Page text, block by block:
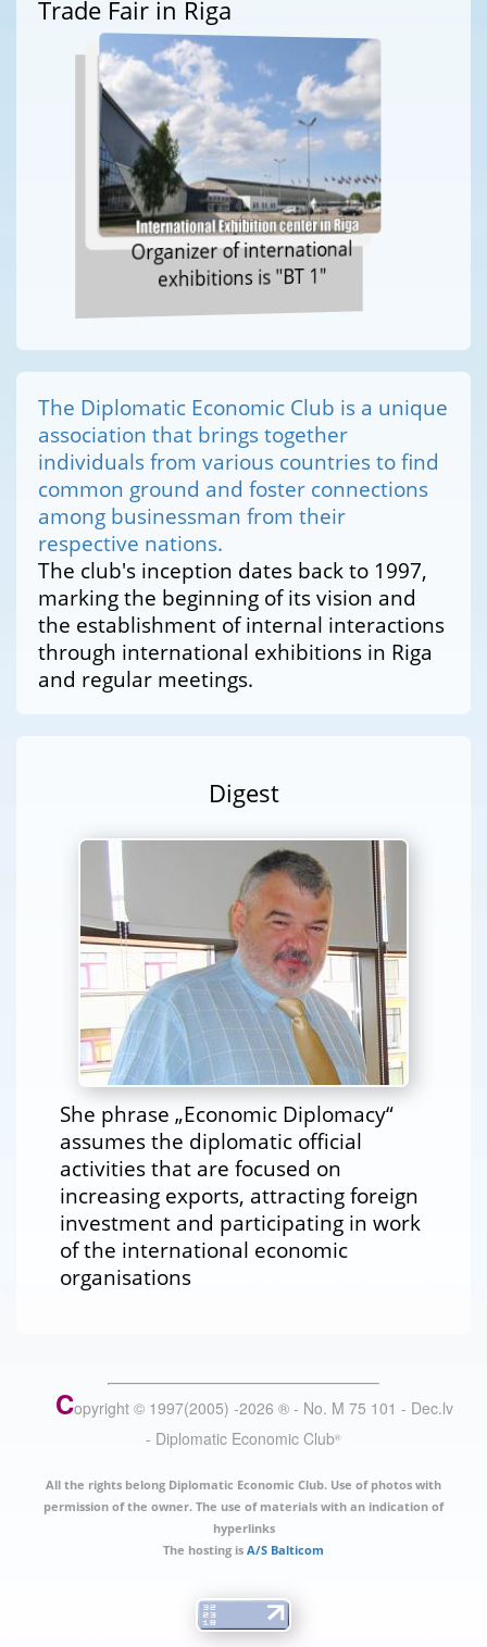
Trade Fair in Riga
Organizer of international
exhibitions is "BT 1"
The Diplomatic Economic Club is a unique
association that brings together
individuals from various countries to find
common ground and foster connections
among businessman from their
respective nations.
The club's inception dates back to 1997,
marking the beginning of its vision and
the establishment of internal interactions
through international exhibitions in Riga
and regular meetings.
Digest
She phrase „Economic Diplomacy“
assumes the diplomatic official
activities that are focused on
increasing exports, attracting foreign
investment and participating in work
of the international economic
organisations
Copyright © 1997(2005) -2026 ® - No. M 75 101 - Dec.lv
- Diplomatic Economic Club®
All the rights belong Diplomatic Economic Club. Use of photos with
permission of the owner. The use of materials with an indication of
hyperlinks
The hosting is A/S Balticom